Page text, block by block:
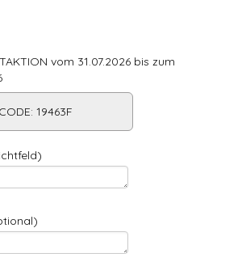
vom 31.07.2026 bis zum
19463F